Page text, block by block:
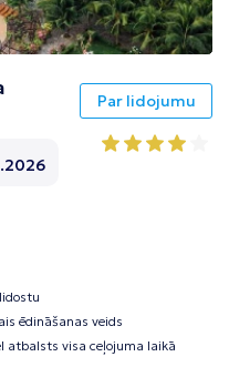
ēdināšanas veids
atbalsts visa ceļojuma laikā
Par lidojumu